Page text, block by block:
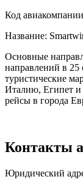
Код
Название:
Основные
направлений в 25
туристические
Италию, Египет и
рейсы в города
Контакты
Юридический